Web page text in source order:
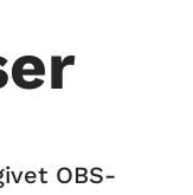
OBS-